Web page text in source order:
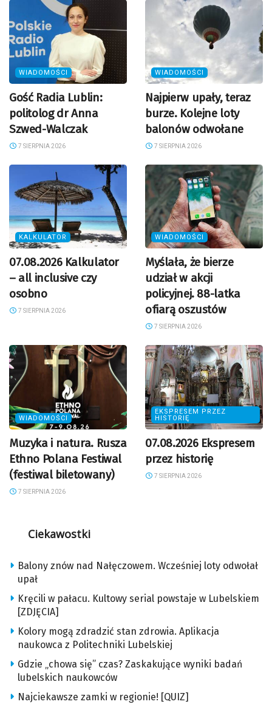
WIADOMOŚCI
Gość Radia Lublin:
politolog dr Anna
Szwed-Walczak
7 SIERPNIA 2026
WIADOMOŚCI
Najpierw upały, teraz
burze. Kolejne loty
balonów odwołane
7 SIERPNIA 2026
KALKULATOR
07.08.2026 Kalkulator
– all inclusive czy
osobno
7 SIERPNIA 2026
WIADOMOŚCI
Myślała, że bierze
udział w akcji
policyjnej. 88-latka
ofiarą oszustów
7 SIERPNIA 2026
WIADOMOŚCI
Muzyka i natura. Rusza
Ethno Polana Festiwal
(festiwal biletowany)
7 SIERPNIA 2026
EKSPRESEM PRZEZ
HISTORIĘ
07.08.2026 Ekspresem
przez historię
7 SIERPNIA 2026
Ciekawostki
Balony znów nad Nałęczowem. Wcześniej loty odwołał
upał
Kręcili w pałacu. Kultowy serial powstaje w Lubelskiem
[ZDJĘCIA]
Kolory mogą zdradzić stan zdrowia. Aplikacja
naukowca z Politechniki Lubelskiej
Gdzie „chowa się” czas? Zaskakujące wyniki badań
lubelskich naukowców
Najciekawsze zamki w regionie! [QUIZ]